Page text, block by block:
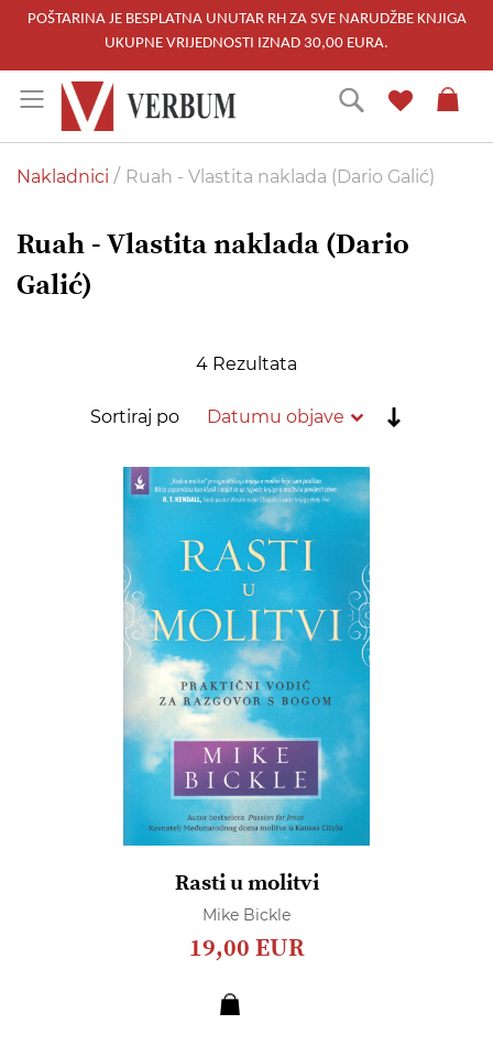
POŠTARINA JE BESPLATNA UNUTAR RH ZA SVE NARUDŽBE KNJIGA
UKUPNE VRIJEDNOSTI IZNAD 30,00 EURA.
to
Content
Traži
Nakladnici Ruah - Vlastita naklada (Dario Galić)
Ruah - Vlastita naklada (Dario
Galić)
4 Rezultata
Sortiraj po
Rasti u molitvi
Mike Bickle
19,00 EUR